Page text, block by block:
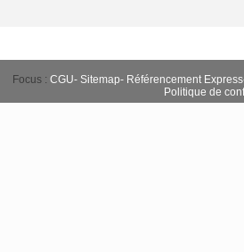
Focus : CGU- Sitemap- Référencement Express
Politique de